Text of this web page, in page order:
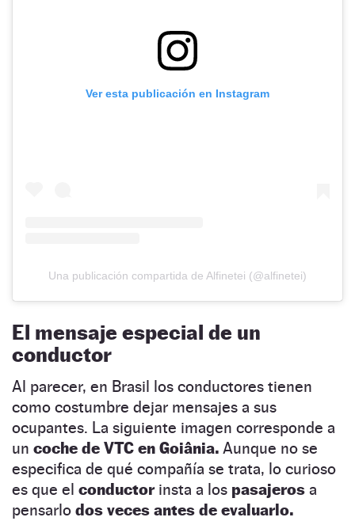
Ver esta publicación en Instagram
Una publicación compartida de Alfinetei (@alfinetei)
El mensaje especial de un
conductor
Al parecer, en Brasil los conductores tienen
como costumbre dejar mensajes a sus
ocupantes. La siguiente imagen corresponde a
un coche de VTC en Goiânia. Aunque no se
especifica de qué compañía se trata, lo curioso
es que el conductorinsta a los pasajeros a
pensarlo dos veces antes de evaluarlo.